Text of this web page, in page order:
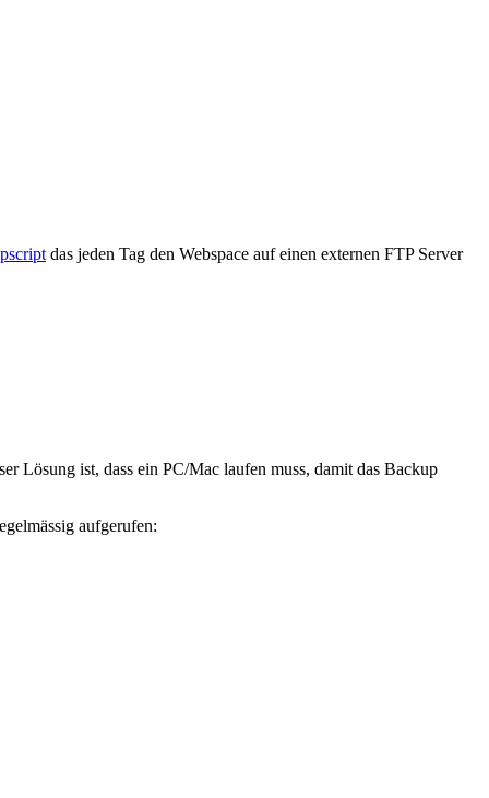
das jeden Tag den Webspace auf einen externen FTP Server
Lösung ist, dass ein PC/Mac laufen muss, damit das Backup
aufgerufen: